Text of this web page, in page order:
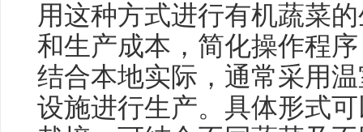
用这种方式进行有机蔬菜
和生产成本，简化操作程
结合本地实际，通常采用
设施进行生产。具体形式